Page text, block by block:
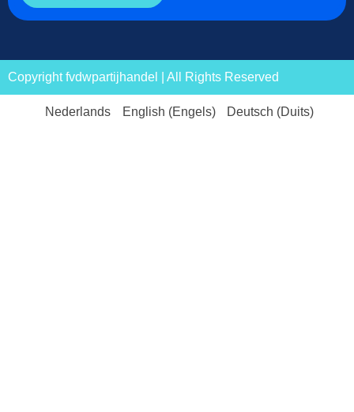
Copyright fvdwpartijhandel | All Rights Reserved
Nederlands English (Engels) Deutsch (Duits)